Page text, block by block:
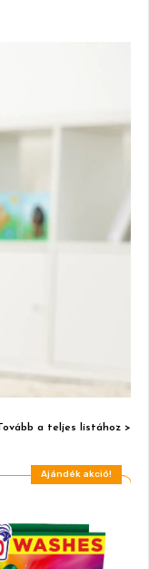
Tovább a teljes listához >
Ajándék akció!